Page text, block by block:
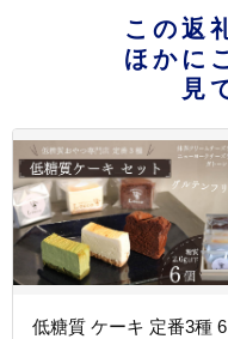
この返
ほかに
見
低糖質 ケーキ 定番3種 6